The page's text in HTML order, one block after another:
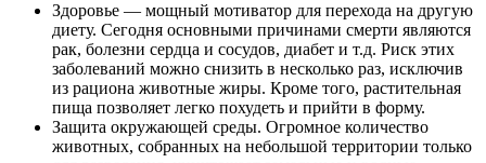
Здоровье — мощный мотиватор для перехода на другую
диету. Сегодня основными причинами смерти являются
рак, болезни сердца и сосудов, диабет и т.д. Риск этих
заболеваний можно снизить в несколько раз, исключив
из рациона животные жиры. Кроме того, растительная
пища позволяет легко похудеть и прийти в форму.
Защита окружающей среды. Огромное количество
животных, собранных на небольшой территории только